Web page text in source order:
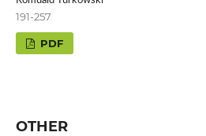
191-257
PDF
OTHER